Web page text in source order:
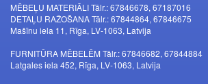
MĒBEĻU MATERIĀLI Tālr.: 67846678, 67187016
DETAĻU RAŽOŠANA Tālr.: 67844864, 67846675
Mašīnu iela 11, Rīga, LV-1063, Latvija
FURNITŪRA MĒBELĒM Tālr.: 67846682, 67844884
Latgales iela 452, Rīga, LV-1063, Latvija